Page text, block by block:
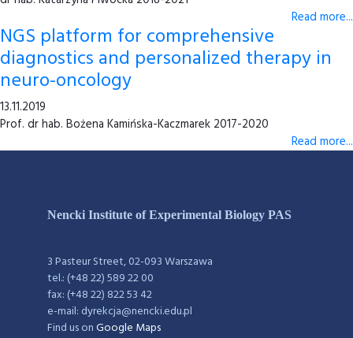
Read more...
NGS platform for comprehensive
diagnostics and personalized therapy in
neuro-oncology
13.11.2019
Prof. dr hab. Bożena Kamińska-Kaczmarek 2017-2020
Read more...
Nencki Institute of Experimental Biology PAS
3 Pasteur Street, 02-093 Warszawa
tel.: (+48 22) 589 22 00
fax: (+48 22) 822 53 42
e-mail: dyrekcja@nencki.edu.pl
Find us onGoogle Maps